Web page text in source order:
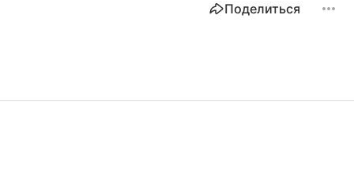
Поделиться